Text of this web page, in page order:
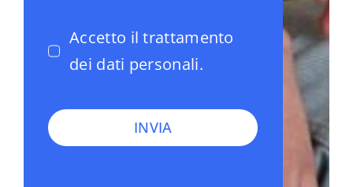
Accetto il trattamento
dei dati personali.
INVIA